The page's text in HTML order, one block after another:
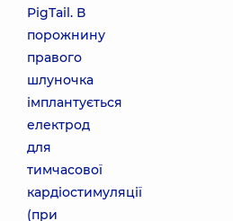
PigTail. В
порожнину
правого
шлуночка
імплантується
електрод
для
тимчасової
кардіостимуляції
(при